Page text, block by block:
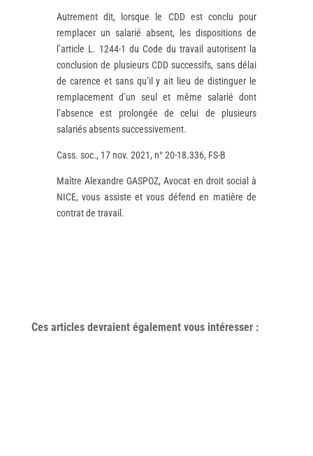
Autrement dit, lorsque le CDD est conclu pour
remplacer un salarié absent, les dispositions de
l’article L. 1244-1 du Code du travail autorisent la
conclusion de plusieurs CDD successifs, sans délai
de carence et sans qu’il y ait lieu de distinguer le
remplacement d’un seul et même salarié dont
l’absence est prolongée de celui de plusieurs
salariés absents successivement.
Cass. soc., 17 nov. 2021, n° 20-18.336, FS-B
Maître Alexandre GASPOZ, Avocat en droit social à
NICE, vous assiste et vous défend en matière de
contrat de travail.
Ces articles devraient également vous intéresser: